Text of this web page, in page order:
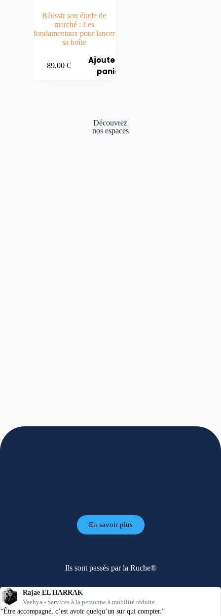
Réussir son étude de
marché : Les
fondamentaux pour lancer
sa boîte
89,00 €
Ajouter au
panier
Découvrez
nos espaces
En savoir plus
Ils sont passés par la Ruche®
Rajae EL HARRAK
Veebya - Services à la personne à mobilité réduite
“Être accompagné, c’est avoir quelqu’un sur qui compter.”